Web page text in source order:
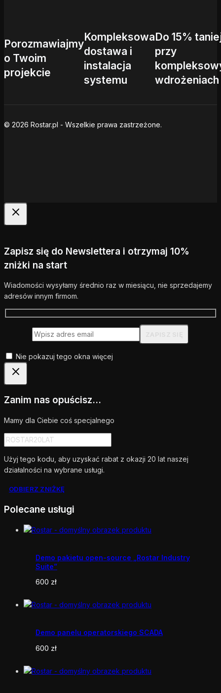
Porozmawiajmy
o Twoim
projekcie
Kompleksowa
dostawa i
instalacja
systemu
Do 15%
przy
wdrożeniach
© 2026 Rostar.pl - Wszelkie prawa zastrzeżone.
Zapisz się do Newslettera i otrzymaj 10%
zniżki na start
Wiadomości wysyłamy średnio raz w miesiącu, nie sprzedajemy
adresów innym firmom.
Nie pokazuj tego okna więcej
Zanim nas opuścisz...
Mamy dla Ciebie coś specjalnego
Użyj tego kodu, aby uzyskać rabat z okazji 20 lat naszej
działalności na wybrane usługi.
ODBIERZ ZNIŻKĘ
Polecane usługi
Demo pakietu open-source „Rostar Industry
Suite”
600 zł
Demo panelu operatorskiego SCADA
600 zł